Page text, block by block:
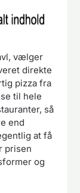
vælger
direkte
pizza fra
til hele
så
end
at få
prisen
og